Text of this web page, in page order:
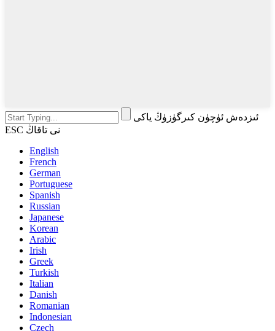
ئىزدەش ئۈچۈن كىرگۈزۈڭ ياكى
ESC نى تاقاڭ
English
French
German
Portuguese
Spanish
Russian
Japanese
Korean
Arabic
Irish
Greek
Turkish
Italian
Danish
Romanian
Indonesian
Czech